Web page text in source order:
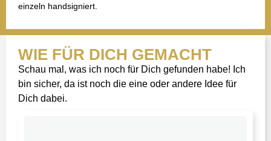
einzeln handsigniert.
WIE FÜR DICH GEMACHT
Schau mal, was ich noch für Dich gefunden habe! Ich
bin sicher, da ist noch die eine oder andere Idee für
Dich dabei.